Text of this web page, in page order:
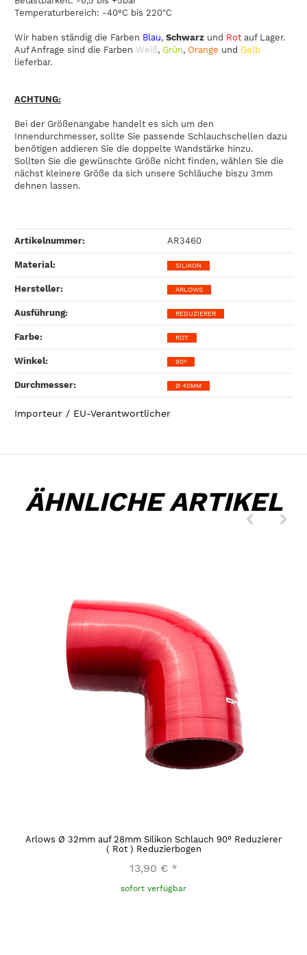
Temperaturbereich: -40°C bis 220"C
Wir haben ständig die Farben Blau, Schwarz und Rot auf Lager.
Auf Anfrage sind die Farben Weiß, Grün, Orange und Gelb
lieferbar.
ACHTUNG:
Bei der Größenangabe handelt es sich um den
Innendurchmesser, sollte Sie passende Schlauchschellen dazu
benötigen addieren Sie die doppelte Wandstärke hinzu.
Sollten Sie die gewünschte Größe nicht finden, wählen Sie die
nächst kleinere Größe da sich unsere Schläuche biszu 3mm
dehnen lassen.
Artikelnummer: AR3460
Material‍: SILIKON
Hersteller‍: ARLOWS
Ausführung‍: REDUZIERER
Farbe‍: ROT
Winkel‍: 90°
Durchmesser‍: Ø 40MM
Importeur / EU-Verantwortlicher
ÄHNLICHE ARTIKEL
Arlows Ø 32mm auf 28mm Silikon Schlauch 90° Reduzierer
( Rot ) Reduzierbogen
13,90 € *
sofort verfügbar